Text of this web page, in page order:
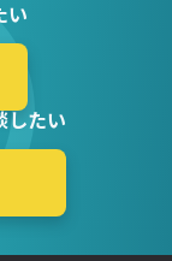
い
したい